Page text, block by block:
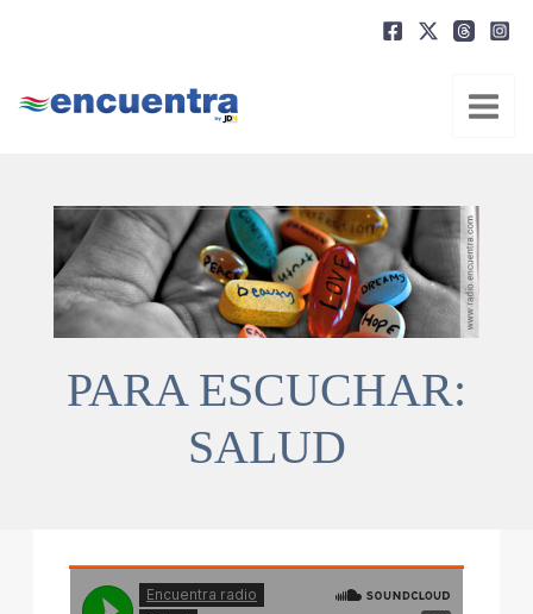
PARA ESCUCHAR:
SALUD